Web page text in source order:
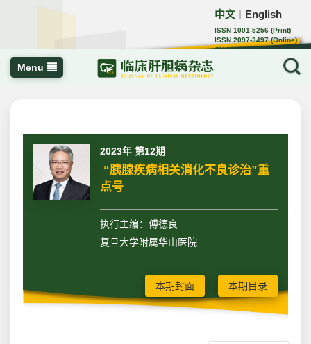
中文 English
ISSN 1001-5256 (Print)
ISSN 2097-3497 (Online)
CN 22-1108/R
Menu
2023年 第12期
“胰腺疾病相关消化不良诊治”重
点号
执行主编：傅德良
复旦大学附属华山医院
本期封面 本期目录